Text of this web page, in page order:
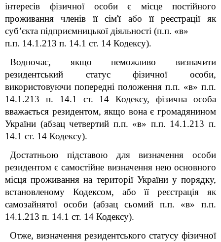
інтересів фізичної особи є місце постійного
проживання членів її сім'ї або її реєстрації як
суб’єкта підприємницької діяльності (п.п. «в»
п.п. 14.1.213 п. 14.1 ст. 14 Кодексу).
Водночас, якщо неможливо визначити
резидентський статус фізичної особи,
використовуючи попередні положення п.п. «в» п.п.
14.1.213 п. 14.1 ст. 14 Кодексу, фізична особа
вважається резидентом, якщо вона є громадянином
України (абзац четвертий п.п. «в» п.п. 14.1.213 п.
14.1 ст. 14 Кодексу).
Достатньою підставою для визначення особи
резидентом є самостійне визначення нею основного
місця проживання на території України у порядку,
встановленому Кодексом, або її реєстрація як
самозайнятої особи (абзац сьомий п.п. «в» п.п.
14.1.213 п. 14.1 ст. 14 Кодексу).
Отже, визначення резидентського статусу фізичної